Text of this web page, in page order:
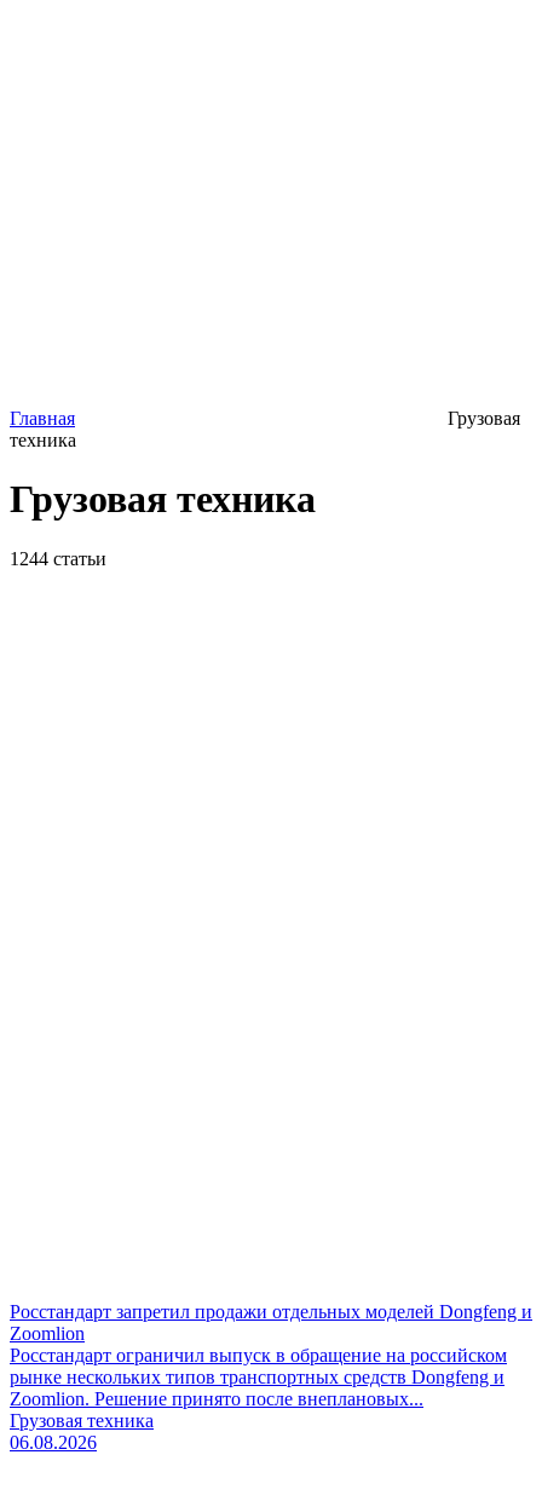
Главная
Грузовая
техника
Грузовая техника
1244 статьи
Росстандарт запретил продажи отдельных моделей Dongfeng и
Zoomlion
Росстандарт ограничил выпуск в обращение на российском
рынке нескольких типов транспортных средств Dongfeng и
Zoomlion. Решение принято после внеплановых...
Грузовая техника
06.08.2026